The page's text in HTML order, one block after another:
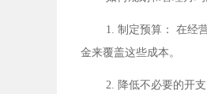
1. 制定预算： 在经
金来覆盖这些成本。
2. 降低不必要的开